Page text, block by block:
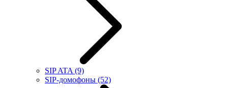
SIP ATA (9)
SIP-домофоны (52)